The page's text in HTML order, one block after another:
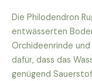
Die Philodendron
entwässerten
Orchideenrinde
dafür, dass das
genügend